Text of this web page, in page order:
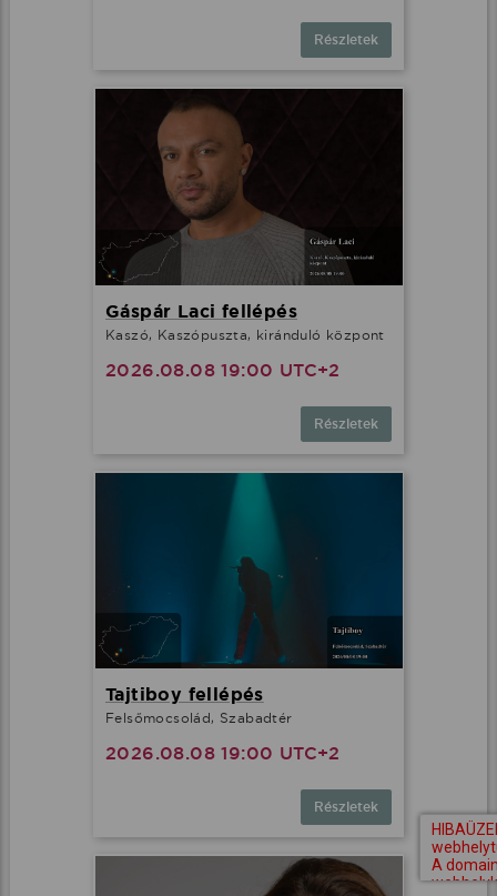
Részletek
Gáspár Laci fellépés
Kaszó, Kaszópuszta, kiránduló központ
2026.08.08 19:00 UTC+2
Részletek
Tajtiboy fellépés
Felsőmocsolád, Szabadtér
2026.08.08 19:00 UTC+2
Részletek